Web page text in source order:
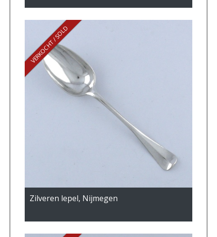
VERKOCHT / SOLD
Zilveren lepel, Nijmegen